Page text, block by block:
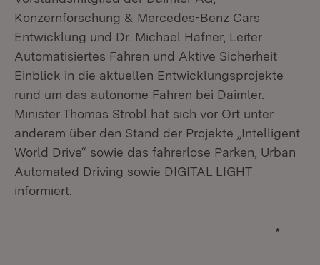
Konzernforschung & Mercedes-Benz Cars
Entwicklung und Dr. Michael Hafner, Leiter
Automatisiertes Fahren und Aktive Sicherheit
Einblick in die aktuellen Entwicklungsprojekte
rund um das autonome Fahren bei Daimler.
Minister Thomas Strobl hat sich vor Ort unter
anderem über den Stand der Projekte „Intelligent
World Drive“ sowie das fahrerlose Parken, Urban
Automated Driving sowie DIGITAL LIGHT
informiert.
*